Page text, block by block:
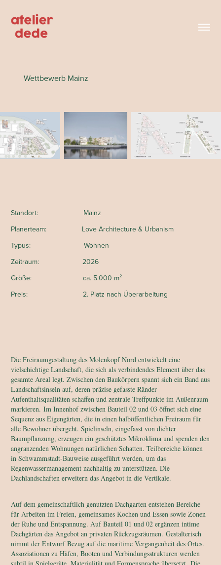
Wettbewerb Mainz
Standort: Mainz
Planerteam: Love Architecture & Urbanism
Typus: Wohnen
Zeitraum: 2026
Größe: ca. 5.000 m²
Preis: 2. Platz nach Überarbeitung
Die Freiraumgestaltung des Molenkopf Nord entwickelt eine
vielschichtige Landschaft, die sich als verbindendes Element über das
gesamte Areal legt. Zwischen den Baukörpern spannt sich ein Band aus
Landschaftsinseln auf, deren präzise gefasste Ränder
Aufenthaltsqualitäten schaffen und zentrale Treffpunkte im Außenraum
markieren.Im Innenhof zwischen Bauteil 02 und 03 öffnet sich eine
Sequenz aus Eigengärten, die in einen halböffentlichen Freiraum für
alle Bewohner übergeht. Spielinseln, eingefasst von dichter
Baumpflanzung, erzeugen ein geschütztes Mikroklima und spenden den
angranzenden Wohnungen natürlichen Schatten. Teilbereiche können
in Schwammstadt-Bauweise ausgeführt werden, um das
Regenwassermanagement nachhaltig zu unterstützen. Die
Dachlandschaften erweitern das Angebot in die Vertikale.
Auf dem gemeinschaftlich genutzten Dachgarten entstehen Bereiche
für Arbeiten im Freien, gemeinsames Kochen und Essen sowie Zonen
der Ruhe und Entspannung. Auf Bauteil 01 und 02 ergänzen intime
Dachgärten das Angebot an privaten Rückzugsräumen.Gestalterisch
nimmt der Entwurf Bezug auf die maritime Vergangenheit des Ortes.
Assoziationen zu Häfen, Booten und Verbindungsstrukturen werden